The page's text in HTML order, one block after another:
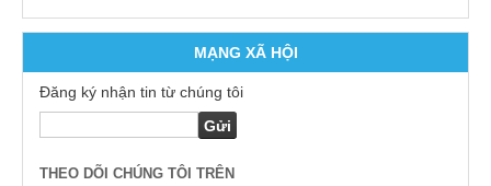
MẠNG XÃ HỘI
Đăng ký nhận tin từ chúng tôi
THEO DÕI CHÚNG TÔI TRÊN